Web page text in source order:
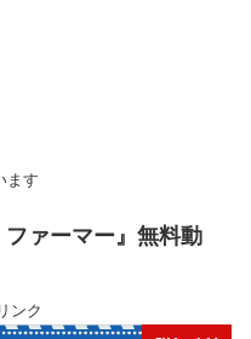
ます
ァーマー』無料動
ンク